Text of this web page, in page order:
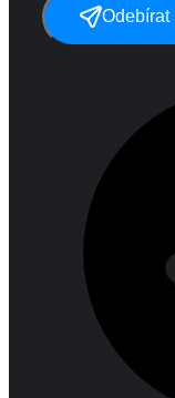
Odebírat